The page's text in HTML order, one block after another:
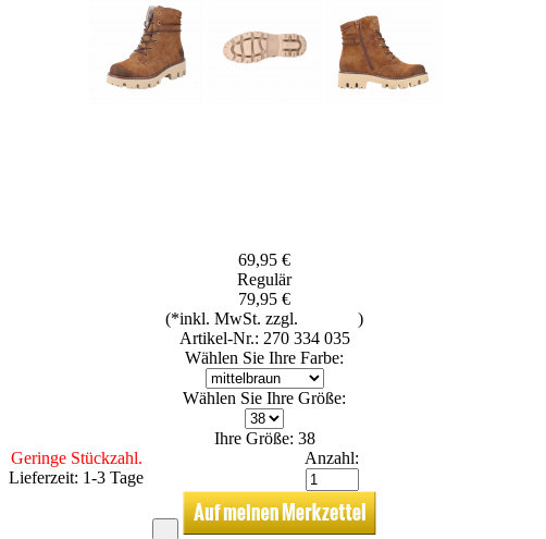
69,95 €
Regulär
79,95 €
(*inkl. MwSt. zzgl.
)
Artikel-Nr.: 270 334 035
Wählen Sie Ihre Farbe:
Wählen Sie Ihre Größe:
Ihre Größe: 38
Geringe Stückzahl.
Lieferzeit: 1-3 Tage
Anzahl: